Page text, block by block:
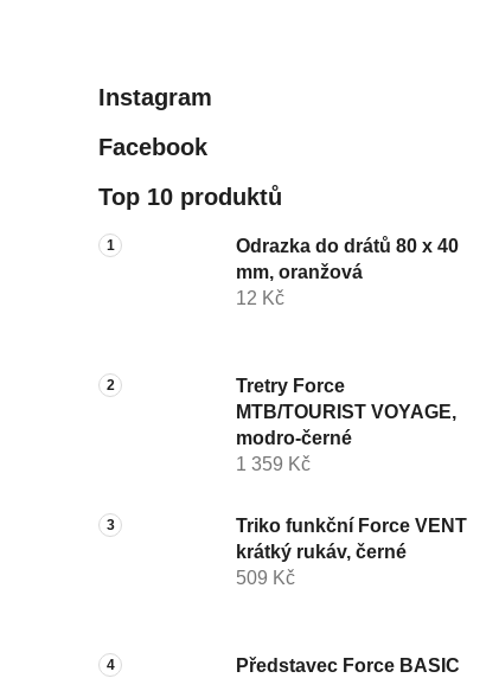
Instagram
Facebook
Top 10 produktů
Odrazka do drátů 80 x 40
mm, oranžová
12 Kč
Tretry Force
MTB/TOURIST VOYAGE,
modro-černé
1 359 Kč
Triko funkční Force VENT
krátký rukáv, černé
509 Kč
Představec Force BASIC